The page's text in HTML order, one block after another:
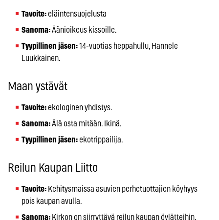
Tavoite: eläintensuojelusta
Sanoma:Äänioikeus kissoille.
Tyypillinen jäsen:14-vuotias heppahullu, Hannele
Luukkainen.
Maan ystävät
Tavoite: ekologinen yhdistys.
Sanoma:Älä osta mitään. Ikinä.
Tyypillinen jäsen: ekotrippailija.
Reilun Kaupan Liitto
Tavoite: Kehitysmaissa asuvien perhetuottajien köyhyys
pois kaupan avulla.
Sanoma: Kirkon on siirryttävä reilun kaupan öylätteihin.